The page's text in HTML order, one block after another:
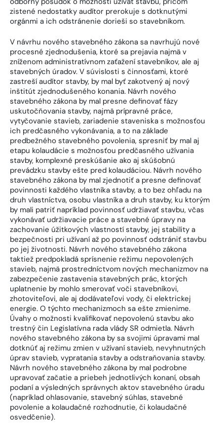
zistené nedostatky audítor prerokuje s dotknutými
orgánmi a ich odstránenie dorieši so stavebníkom.
V návrhu nového stavebného zákona sa navrhujú nové
procesné zjednodušenia, ktoré sa prejavia najmä v
zníženom administratívnom zaťažení stavebníkov, ale aj
stavebných úradov. V súvislosti s činnosťami, ktoré
zastreší audítor stavby, by mal byť zakotvený aj nový
inštitút zjednodušeného konania. Návrh nového
stavebného zákona by mal presne definovať fázy
uskutočňovania stavby, najmä prípravné práce,
vytyčovanie stavieb, zariadenie staveniska s možnosťou
ich predčasného vykonávania, a to na základe
predbežného stavebného povolenia, spresniť by mal aj
etapu kolaudácie s možnosťou predčasného užívania
stavby, komplexné preskúšanie ako aj skúšobnú
prevádzku stavby ešte pred kolaudáciou. Návrh nového
stavebného zákona by mal zjednotiť a presne definovať
povinnosti každého vlastníka stavby, a to bez ohľadu na
druh vlastníctva, osobu vlastníka a druh stavby, ku ktorým
by mali patriť napríklad povinnosť udržiavať stavbu, včas
vykonávať udržiavacie práce a stavebné úpravy na
zachovanie úžitkových vlastností stavby, jej stability a
bezpečnosti pri užívaní až po povinnosť odstrániť stavbu
po jej životnosti. Návrh nového stavebného zákona
taktiež predpokladá sprísnenie režimu nepovolených
stavieb, najmä prostredníctvom nových mechanizmov na
zabezpečenie zastavenia stavebných prác, ktorých
uplatnenie by mohlo smerovať voči stavebníkovi,
zhotoviteľovi, ale aj dodávateľovi vody, či elektrickej
energie. O týchto mechanizmoch sa ešte zmienime.
Úvahy o možnosti kvalifikovať nepovolenú stavbu ako
trestný čin Legislatívna rada vlády SR odmietla. Návrh
nového stavebného zákona by sa svojimi úpravami mal
dotknúť aj režimu zmien v užívaní stavieb, nevyhnutných
úprav stavieb, vypratania stavby a odstraňovania stavby.
Návrh nového stavebného zákona by mal podrobne
upravovať začatie a priebeh jednotlivých konaní, obsah
podaní a výsledných správnych aktov stavebného úradu
(napríklad ohlasovanie, stavebný súhlas, stavebné
povolenie a kolaudačné rozhodnutie, či kolaudačné
osvedčenie).